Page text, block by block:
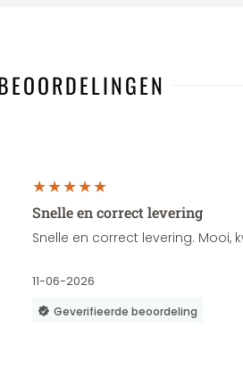
Snelle en correct levering
Snelle en correct levering.
11-06-2026
Geverifieerde beoordeling